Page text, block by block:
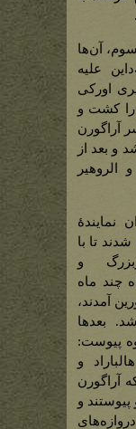
۲۹۳۳ دوران سوم، آن‌ها
علیه
اورکی
را کشت و
آراگورن
و بعد از
الروهیر
نمایندۀ
تا با
و
چند ماه
آمدند،
بعدها
پیوست:
و
آراگورن
پیوستند و